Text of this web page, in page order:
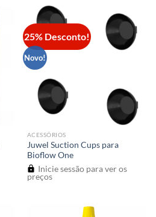
25% Desconto!
Novo!
ACESSÓRIOS
Juwel Suction Cups para
Bioflow One
Inicie sessão para ver os
preços